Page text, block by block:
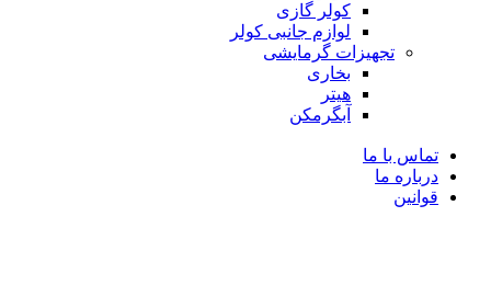
کولر گازی
لوازم جانبی کولر
تجهیزات گرمایشی
بخاری
هیتر
آبگرمکن
تماس با ما
درباره ما
قوانین